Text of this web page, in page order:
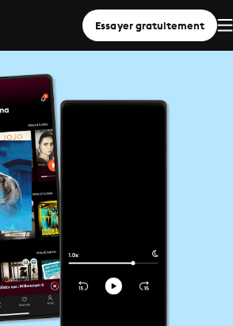
Essayer gratuitement